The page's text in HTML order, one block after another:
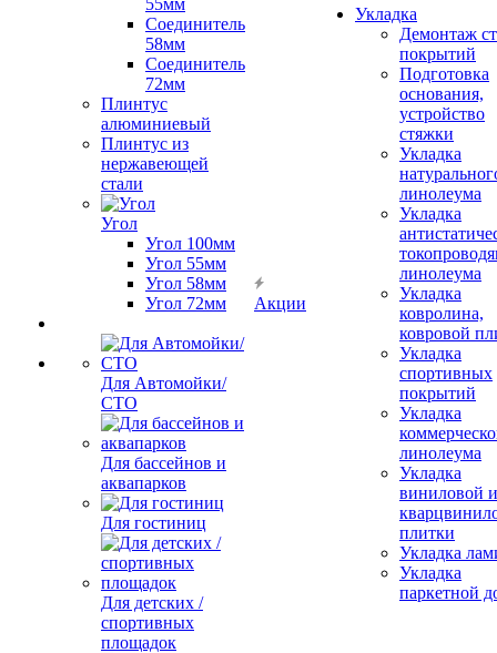
Соединитель
58мм
Соединитель
72мм
Плинтус
алюминиевый
Плинтус из
нержавеющей
стали
Угол
Угол 100мм
Угол 55мм
Угол 58мм
Угол 72мм
Для Автомойки/
СТО
Для бассейнов и
аквапарков
Для гостиниц
Для детских /
спортивных
площадок
Акции
Укладка
Демонтаж
покрытий
Подготовка
основания,
устройство
стяжки
Укладка
линолеума
Укладка
линолеума
Укладка
ковролина,
ковровой
Укладка
спортивных
покрытий
Укладка
линолеума
Укладка
виниловой и
плитки
Укладка
Укладка
паркетной